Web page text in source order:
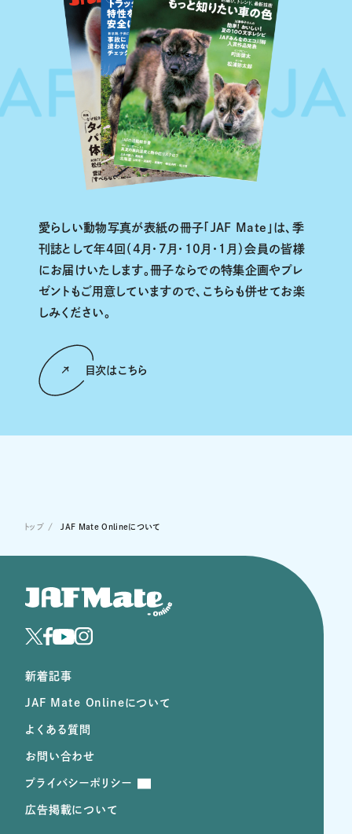
JAF
愛らしい動物写真が表紙の冊子「JAF Mate」は、季
刊誌として年4回（4月・7月・10月・１月）会員の皆様
にお届けいたします。冊子ならでの特集企画やプレ
ゼントもご用意していますので、こちらも併せてお楽
しみください。
目次はこちら
トップ JAF Mate Onlineについて
新着記事
JAF Mate Onlineについて
よくある質問
お問い合わせ
プライバシーポリシー
広告掲載について